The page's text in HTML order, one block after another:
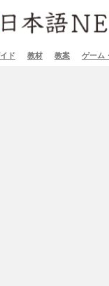
ド 教材 教案 ゲーム